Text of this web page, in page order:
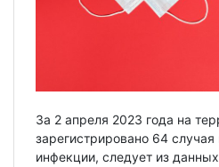
За 2 апреля 2023 года на
зарегистрировано 64
инфекции, следует из